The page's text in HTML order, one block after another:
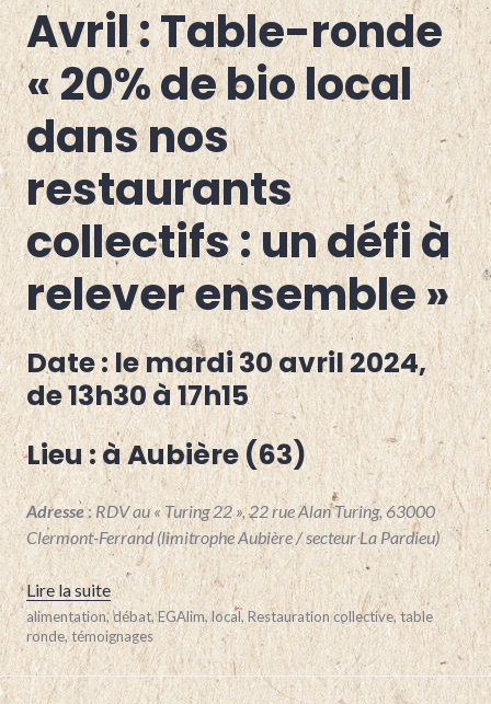
APICULTURE
ARBORICULTURE,
BOVINS
LAIT
BOVINS
VIANDE
CAPRINS
GRANDES
CULTURES,
MARAÎCHAGE ,
OVINS,
PETITS
FRUITS,
POLYÉLEVAGE,
PORCS
PPAM
PUY-
DE-
DOME,
VITICULTURE,
VOLAILLES
Avril : Table-ronde
« 20% de bio local
dans nos
restaurants
collectifs : un défi à
relever ensemble »
Date : le mardi 30 avril 2024,
de 13h30 à 17h15
Lieu :àAubière (63)
Adresse: RDV au « Turing 22 », 22 rue Alan Turing, 63000
Clermont-Ferrand (limitrophe Aubière / secteur La Pardieu)
Lire la suite« Avril : Table-ronde « 20% de bio local dans nos
20
mars
2024
alimentation,débat,EGAlim,local,Restauration collective,table
ronde,témoignages